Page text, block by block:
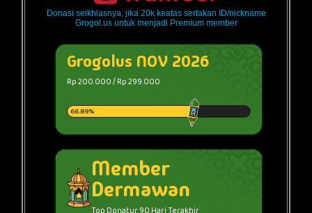
Donasi seikhlasnya, jika 20k keatas sertakan ID/nickname
Grogol.us untuk menjadi Premium member